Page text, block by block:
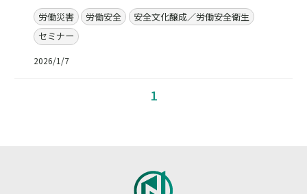
労働災害 労働安全
安全文化醸成／労働安全衛生
セミナー
2026/1/7
1